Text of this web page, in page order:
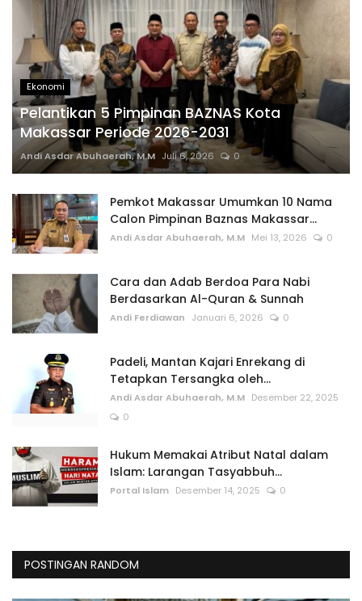
Ekonomi
Pelantikan 5 Pimpinan BAZNAS Kota
Makassar Periode 2026-2031
Andi Asdar Abuhaerah, M.M Juli 6, 2026 0
Pemkot Makassar Umumkan 10 Nama
Calon Pimpinan Baznas Makassar...
Andi Asdar Abuhaerah, M.M Mei 13, 2026 0
Cara dan Adab Berdoa Para Nabi
Berdasarkan Al-Quran & Sunnah
Andi Ferdiawan Januari 6, 2026 0
Padeli, Mantan Kajari Enrekang di
Tetapkan Tersangka oleh...
Andi Asdar Abuhaerah, M.M Desember 22, 2025
0
Hukum Memakai Atribut Natal dalam
Islam: Larangan Tasyabbuh...
Portal Islam Desember 14, 2025 0
POSTINGAN RANDOM